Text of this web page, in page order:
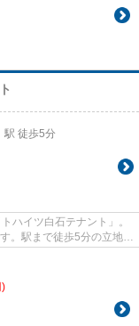
駅 徒歩5分
ハイツ白石テナント」。
。駅まで徒歩5分の立地が
)